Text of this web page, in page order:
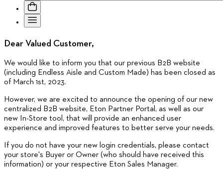
Dear Valued Customer,
We would like to inform you that our previous B2B website
(including Endless Aisle and Custom Made) has been closed as
of March 1st, 2023.
However, we are excited to announce the opening of our new
centralized B2B website, Eton Partner Portal, as well as our
new In-Store tool, that will provide an enhanced user
experience and improved features to better serve your needs.
If you do not have your new login credentials, please contact
your store's Buyer or Owner (who should have received this
information) or your respective Eton Sales Manager.